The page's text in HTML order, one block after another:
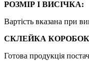
РОЗМІР І ВИСІЧКА:
Вартість вказана при
СКЛЕЙКА
Готова продукція